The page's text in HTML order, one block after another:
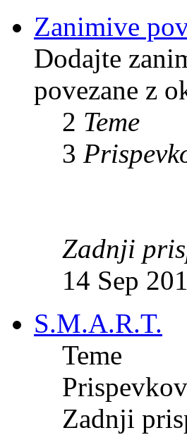
Zanimive
Dodajte
povezane z
2 Teme
3
Zadnji
14 Sep
S.M.A.R.T.
Teme
Prispevkov
Zadnji